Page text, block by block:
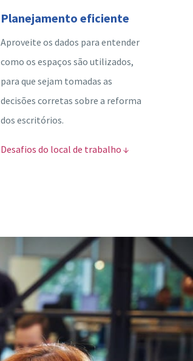
Planejamento eficiente
Aproveite os dados para entender
como os espaços são utilizados,
para que sejam tomadas as
decisões corretas sobre a reforma
dos escritórios.
Desafios do local de trabalho ↓